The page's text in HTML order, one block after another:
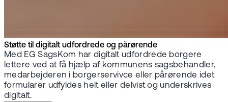
Støtte til digitalt udfordrede og pårørende
Med EG SagsKom har digitalt udfordrede borgere
lettere ved at få hjælp af kommunens sagsbehandler,
medarbejderen i borgerservivce eller pårørende idet
formularer udfyldes helt eller delvist og underskrives
digitalt.